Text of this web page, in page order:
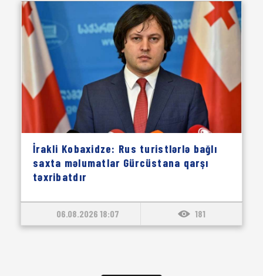
İrakli Kobaxidze: Rus turistlərlə bağlı
saxta məlumatlar Gürcüstana qarşı
təxribatdır
06.08.2026 18:07 181